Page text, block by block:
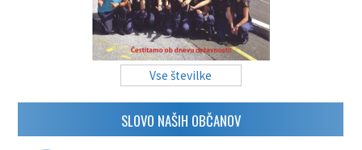
Vse številke
SLOVO NAŠIH OBČANOV